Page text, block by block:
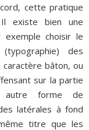
cette pratique
existe bien une
choisir le
des
bâton, ou
sur la partie
autre forme de
latérales à fond
titre que les